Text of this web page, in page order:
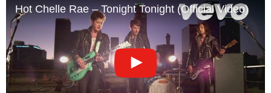
Hot Chelle Rae – Tonight Tonight (Official Video)